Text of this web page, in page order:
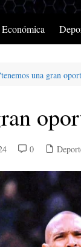
Económica
una gran
0